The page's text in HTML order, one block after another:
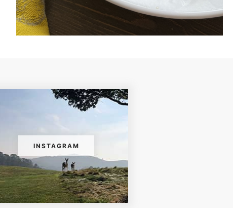
INSTAGRAM